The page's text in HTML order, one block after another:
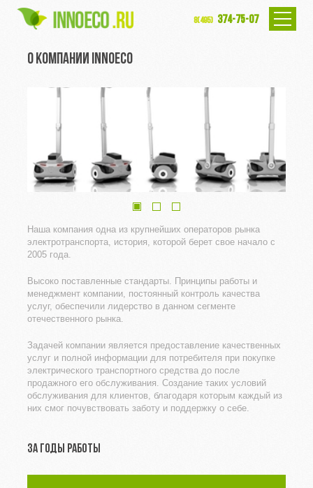
8(495) 374-75-07
О КОМПАНИИ INNOECO
Наша компания одна из крупнейших операторов рынка
электротранспорта, история, которой берет свое начало с
2005 года.
Высоко поставленные стандарты. Принципы работы и
менеджмент компании, постоянный контроль качества
услуг, обеспечили лидерство в данном сегменте
отечественного рынка.
Задачей компании является предоставление качественных
услуг и полной информации для потребителя при покупке
электрического транспортного средства до после
продажного его обслуживания. Создание таких условий
обслуживания для клиентов, благодаря которым каждый из
них смог почувствовать заботу и поддержку о себе.
ЗА ГОДЫ РАБОТЫ